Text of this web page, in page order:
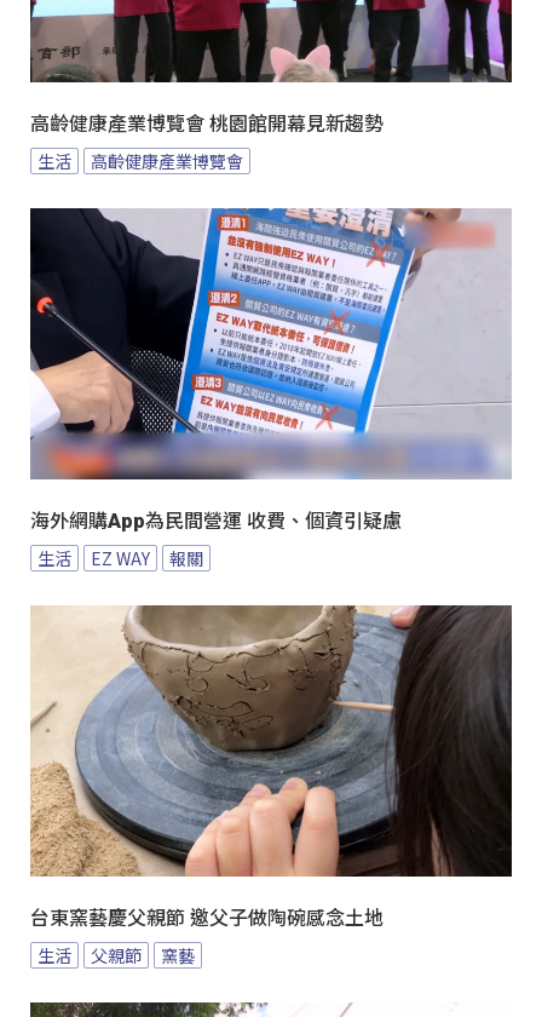
高齡健康產業博覽會 桃園館開幕見新趨勢
生活 高齡健康產業博覽會
海外網購App為民間營運 收費、個資引疑慮
生活 EZ WAY 報關
台東窯藝慶父親節 邀父子做陶碗感念土地
生活 父親節 窯藝